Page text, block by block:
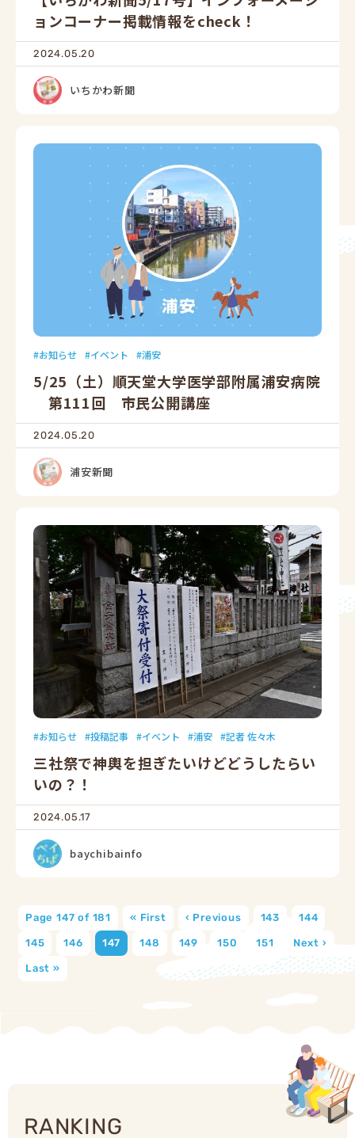
ョンコーナー掲載情報をcheck！
2024.05.20
いちかわ新聞
お知らせ イベント 浦安
5/25（土）順天堂大学医学部附属浦安病院
第111回 市民公開講座
2024.05.20
浦安新聞
お知らせ 投稿記事 イベント 浦安 記者 佐々木
三社祭で神輿を担ぎたいけどどうしたらい
いの？！
2024.05.17
baychibainfo
Page 147 of 181 « First ‹ Previous 143 144
145 146 147 148 149 150 151 Next ›
Last »
RANKING